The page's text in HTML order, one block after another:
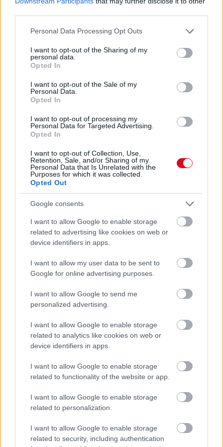
Please note that this website/app uses one or more Google
not limited to your visit or usage behaviour. You may click to
grant or deny consent to Google and its third-party tags to
use your data for below specified purposes in below Google
consent section.
Personal Data Processing Opt Outs
I want to opt-out of the Sharing of my
personal data.
Opted In
I want to opt-out of the Sale of my
Personal Data.
Opted In
I want to opt-out of processing my
Personal Data for Targeted Advertising.
Opted In
I want to opt-out of Collection, Use,
Retention, Sale, and/or Sharing of my
Personal Data that Is Unrelated with the
Purposes for which it was collected.
Opted Out
Google consents
I want to allow Google to enable storage
related to advertising like cookies on web or
device identifiers in apps.
I want to allow my user data to be sent to
Google for online advertising purposes.
I want to allow Google to send me
personalized advertising.
I want to allow Google to enable storage
related to analytics like cookies on web or
device identifiers in apps.
I want to allow Google to enable storage
related to functionality of the website or app.
I want to allow Google to enable storage
related to personalization.
I want to allow Google to enable storage
related to security, including authentication
07. 31.
NEM A CITROMSAV, AZ ECET VAGY A
SZÁLLODÁKBAN A VÍZKŐ ELLEN
Ez a szer tényleg eltünteti a vízkövet
ÉS SOKKAL FINOMABB LESZ A FŐTT KRUMPLI
Titkos hozzávaló
24 ÓRA TOVÁBBI HÍREI
24 óra
Orvos figyelmeztet: ezt az apró reggeli tünetet ne
söpörd a szőnyeg alá